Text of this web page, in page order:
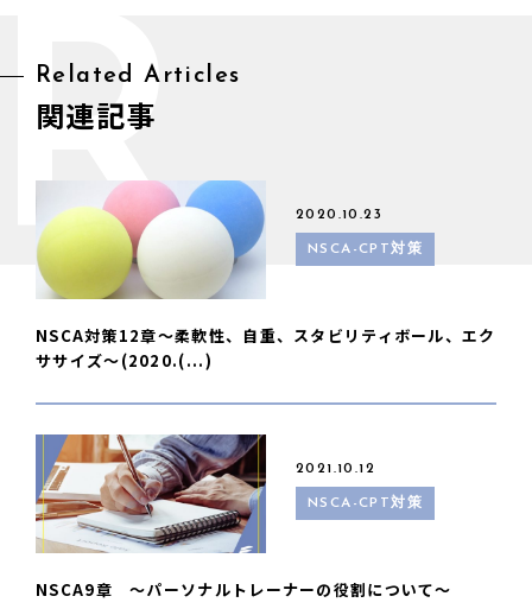
Related Articles
関連記事
2020.10.23
NSCA-CPT対策
NSCA対策12章〜柔軟性、自重、スタビリティボール、エク
ササイズ〜(2020.(...)
2021.10.12
NSCA-CPT対策
NSCA9章 〜パーソナルトレーナーの役割について〜